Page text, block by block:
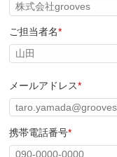
*
ご担当者名
*
メールアドレス
*
携帯電話番号